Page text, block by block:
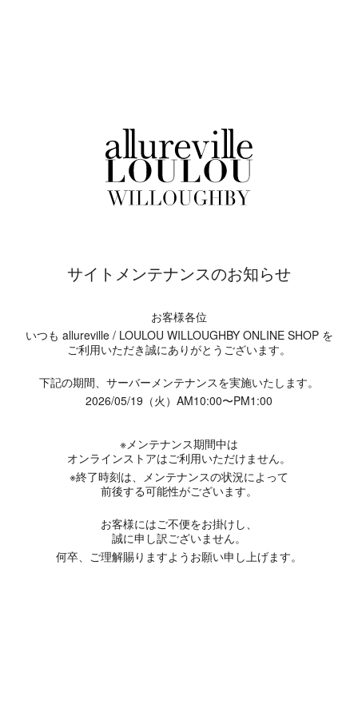
サイトメンテナンスのお知らせ
お客様各位
いつも allureville / LOULOU WILLOUGHBY ONLINE SHOP を
ご利用いただき誠にありがとうございます。
下記の期間、サーバーメンテナンスを実施いたします。
2026/05/19（火）AM10:00〜PM1:00
※メンテナンス期間中は
オンラインストアはご利用いただけません。
※終了時刻は、メンテナンスの状況によって
前後する可能性がございます。
お客様にはご不便をお掛けし、
誠に申し訳ございません。
何卒、ご理解賜りますようお願い申し上げます。